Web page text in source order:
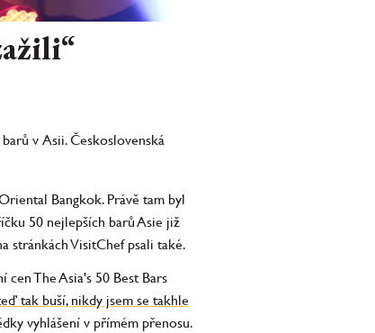
v Asii. Československá
Bangkok. Právě tam byl
50 nejlepších barů Asie již
stránkách VisitChef psali také.
The Asia's 50 Best Bars
tak buší, nikdy jsem se takhle
vyhlášení v přímém přenosu.